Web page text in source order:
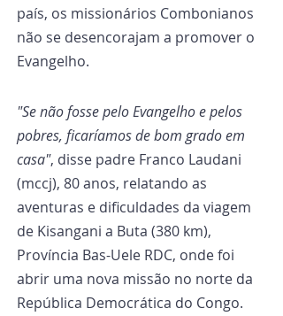
país, os missionários Combonianos
não se desencorajam a promover o
Evangelho.
"Se não fosse pelo Evangelho e pelos
pobres, ficaríamos de bom grado em
casa", disse padre Franco Laudani
(mccj), 80 anos, relatando as
aventuras e dificuldades da viagem
de Kisangani a Buta (380 km),
Província Bas-Uele RDC, onde foi
abrir uma nova missão no norte da
República Democrática do Congo.